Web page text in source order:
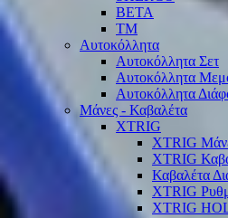
BETA
TM
Αυτοκόλλητα
Αυτοκόλλητα Σετ
Αυτοκόλλητα
Αυτοκόλλητα
Μάνες - Καβαλέτα
XTRIG
XTRIG
XTRIG
Καβαλέτα
XTRIG
XTRIG